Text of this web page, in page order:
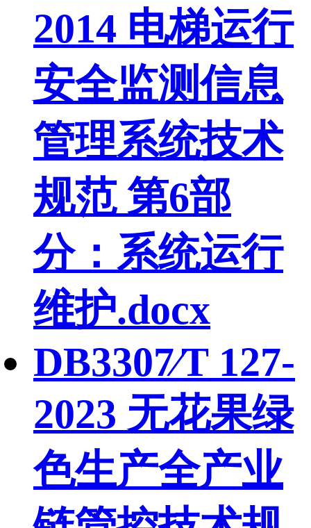
2014 电梯运行
安全监测信息
管理系统技术
规范 第6部
分：系统运行
维护.docx
DB3307∕T 127-
2023 无花果绿
色生产全产业